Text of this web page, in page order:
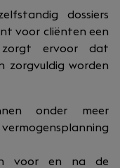
dossiers
voor cliënten een
zorgt ervoor dat
zorgvuldig worden
onder meer
voor en na de